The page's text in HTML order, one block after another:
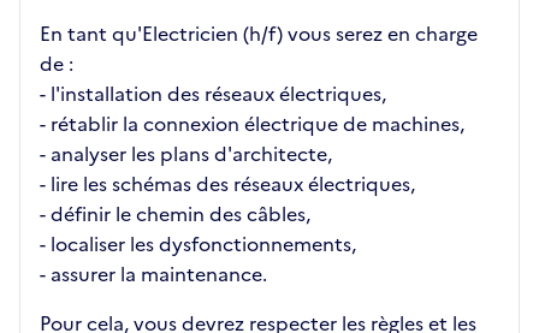
En tant qu'Electricien (h/f) vous serez en charge
de :
- l'installation des réseaux électriques,
- rétablir la connexion électrique de machines,
- analyser les plans d'architecte,
- lire les schémas des réseaux électriques,
- définir le chemin des câbles,
- localiser les dysfonctionnements,
- assurer la maintenance.
Pour cela, vous devrez respecter les règles et les